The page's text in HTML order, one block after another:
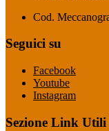
Cod.
Seguici su
Facebook
Youtube
Instagram
Sezione Link Utili